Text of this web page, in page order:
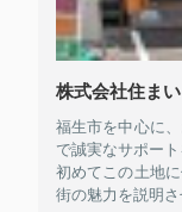
株式会社住ま
福生市を中心に
で誠実なサポート
初めてこの土地
街の魅力を説明さ